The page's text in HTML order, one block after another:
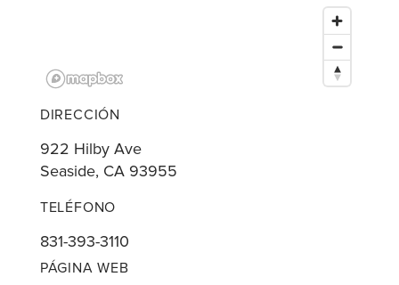
DIRECCIÓN
922 Hilby Ave
Seaside, CA 93955
TELÉFONO
831-393-3110
PÁGINA WEB